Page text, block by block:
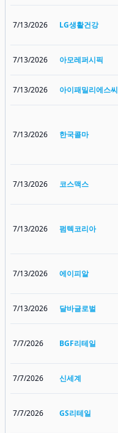
7/13/2026 LG생활건강
7/13/2026 아모레퍼시픽
7/13/2026 아이패밀리에스씨
7/13/2026 한국콜마
7/13/2026 코스맥스
7/13/2026 펌텍코리아
7/13/2026 에이피알
7/13/2026 달바글로벌
7/7/2026 BGF리테일
7/7/2026 신세계
7/7/2026 GS리테일